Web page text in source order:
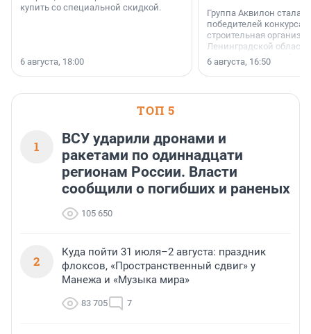
купить со специальной скидкой.
6 августа, 18:00
Группа Аквилон стала
победителей конкурса
строительная
Ленинградской области
номинации «Самый
застройщик
6 августа, 16:50
ТОП 5
1
ВСУ ударили дронами и
ракетами по одиннадцати
регионам России. Власти
сообщили о погибших и раненых
105 650
2
Куда пойти 31 июля–2 августа: праздник
флоксов, «Пространственный сдвиг» у
Манежа и «Музыка мира»
83 705 7